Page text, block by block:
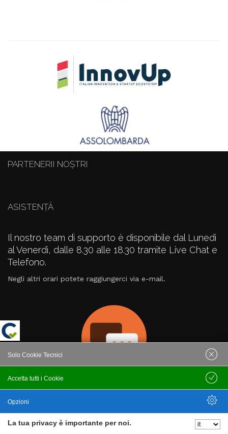
PARTENERII NOȘTRI
ASISTENȚĂ
Il nostro team di supporto è disponibile dal Lunedì
al Venerdì, dalle 8.30 alle 18.30 tramite Live Chat e
Telefono.
Negli altri orari potete raggiungerci via e-mail.
La tua privacy è importante per noi.
Accetta tutti i Cookie
Solo Cookie Tecnici
Salva
Opzioni
Nascondi Opzioni